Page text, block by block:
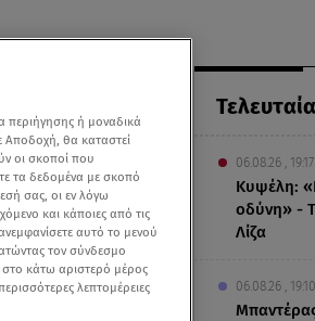
06.08.26 , 19:17
Κυψέλη:
οδύνη» -
Λίζα
06.08.26 , 19:10
ή μοναδικά
Αποδοχή, θα καταστεί
οι σκοποί που
τα δεδομένα με σκοπό
σας, οι εν λόγω
και κάποιες από τις
αυτό το μενού
τον σύνδεσμο
στο κάτω αριστερό μέρος
λεπτομέρειες